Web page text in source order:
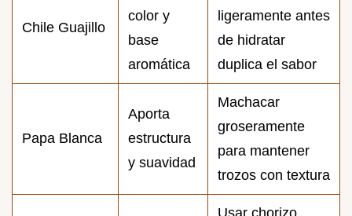
Chile Guajillo
color y
base
aromática
ligeramente antes
de hidratar
duplica el sabor
Papa Blanca
Aporta
estructura
y suavidad
Machacar
groseramente
para mantener
trozos con textura
Usar chorizo